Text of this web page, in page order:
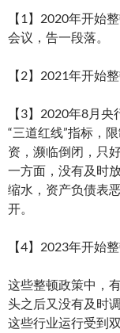
【1】2020年开始
会议，告一段落。
【2】2021年开始
【3】2020年8月
“三道红线”指标，
资，濒临倒闭，只
一方面，没有及时
缩水，资产负债表
开。
【4】2023年开始
这些整顿政策中，
头之后又没有及时
这些行业运行受到